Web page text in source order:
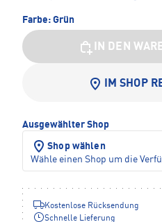
Farbe: Grün
IN DEN
IM SHOP
Ausgewählter Shop
Shop wählen
Wähle einen Shop um die
Kostenlose Rücksendung
Schnelle Lieferung